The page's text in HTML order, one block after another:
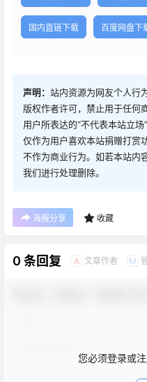
国内直链下载 百度网盘下
声明： 站内资源为网友个人行
版权作者许可，禁止用于任何
用户所表达的“不代表本站立
仅作为用户喜欢本站捐赠打赏
不作为商业行为。如若本站内
我们进行处理删除。
海报分享 收藏
0 条回复 A 文章作者 M
您必须登录或